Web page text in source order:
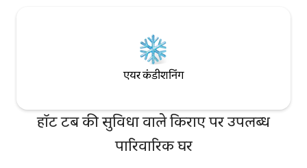
एयर कंडीशनिंग
हॉट टब की सुविधा वाले किराए पर उपलब्ध
पारिवारिक घर